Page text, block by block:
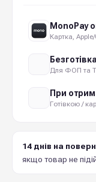
MonoPay
Картка,
Безготівка
Для ФОП та
При
Готівкою /
14 днів на
якщо товар не